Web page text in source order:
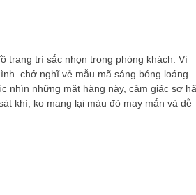
trang trí sắc nhọn trong phòng khách. Ví
chớ nghĩ vẻ mẫu mã sáng bóng loáng
nhìn những mặt hàng này, cảm giác sợ
khí, ko mang lại màu đỏ may mắn và dễ